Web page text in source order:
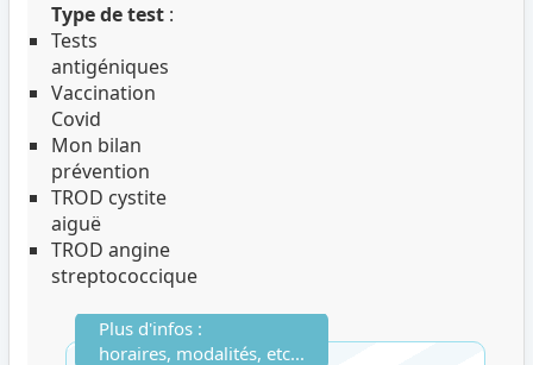
Type de test :
Tests
antigéniques
Vaccination
Covid
Mon bilan
prévention
TROD cystite
aiguë
TROD angine
streptococcique
Plus d'infos :
horaires, modalités, etc...